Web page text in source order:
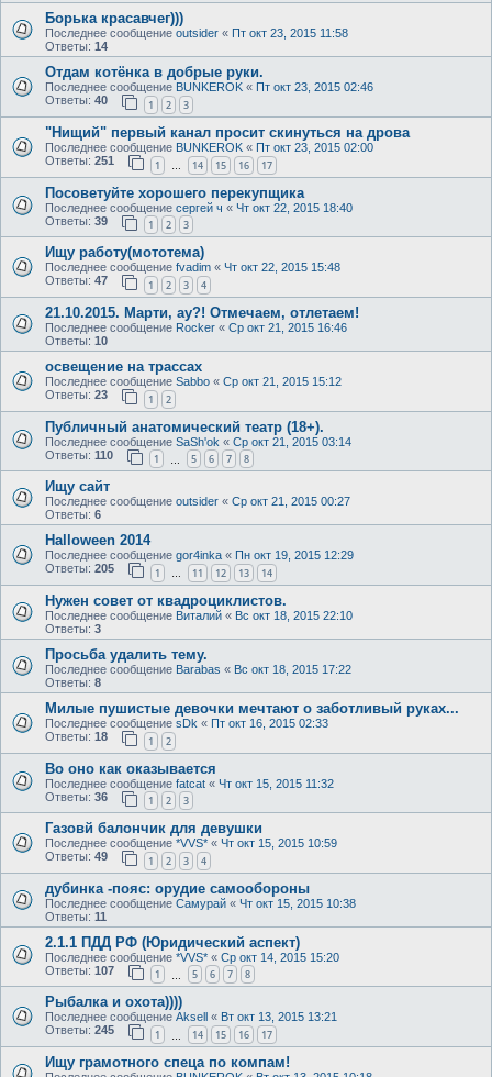
Борька красавчег)))
Последнее сообщение outsider « Пт окт 23, 2015 11:58
Ответы: 14
Отдам котёнка в добрые руки.
Последнее сообщение BUNKEROK « Пт окт 23, 2015 02:46
Ответы: 40 1 2 3
"Нищий" первый канал просит скинуться на дрова
Последнее сообщение BUNKEROK « Пт окт 23, 2015 02:00
Ответы: 251 1 … 14 15 16 17
Посоветуйте хорошего перекупщика
Последнее сообщение сергей ч « Чт окт 22, 2015 18:40
Ответы: 39 1 2 3
Ищу работу(мототема)
Последнее сообщение fvadim « Чт окт 22, 2015 15:48
Ответы: 47 1 2 3 4
21.10.2015. Марти, ау?! Отмечаем, отлетаем!
Последнее сообщение Rocker « Ср окт 21, 2015 16:46
Ответы: 10
освещение на трассах
Последнее сообщение Sabbo « Ср окт 21, 2015 15:12
Ответы: 23 1 2
Публичный анатомический театр (18+).
Последнее сообщение SaSh'ok « Ср окт 21, 2015 03:14
Ответы: 110 1 5 6 7 8
Ищу сайт
Последнее сообщение outsider « Ср окт 21, 2015 00:27
Ответы: 6
Halloween 2014
Последнее сообщение gor4inka « Пн окт 19, 2015 12:29
Ответы: 205 1 … 11 12 13 14
Нужен совет от квадроциклистов.
Последнее сообщение Виталий « Вс окт 18, 2015 22:10
Ответы: 3
Просьба удалить тему.
Последнее сообщение Barabas « Вс окт 18, 2015 17:22
Ответы: 8
Милые пушистые девочки мечтают о заботливый руках...
Последнее сообщение sDk « Пт окт 16, 2015 02:33
Ответы: 18 1 2
Во оно как оказывается
Последнее сообщение fatcat « Чт окт 15, 2015 11:32
Ответы: 36 1 2 3
Газовй балончик для девушки
Последнее сообщение *VVS* « Чт окт 15, 2015 10:59
Ответы: 49 1 2 3 4
дубинка -пояс: орудие самообороны
Последнее сообщение Самурай « Чт окт 15, 2015 10:38
Ответы: 11
2.1.1 ПДД РФ (Юридический аспект)
Последнее сообщение *VVS* « Ср окт 14, 2015 15:20
Ответы: 107 1 5 6 7 8
Рыбалка и охота))))
Последнее сообщение Aksell « Вт окт 13, 2015 13:21
Ответы: 245 1 14 15 16 17
Ищу грамотного спеца по компам!